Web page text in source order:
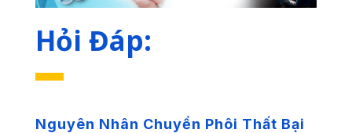
Hỏi Đáp:
Nguyên Nhân Chuyển Phôi Thất Bại